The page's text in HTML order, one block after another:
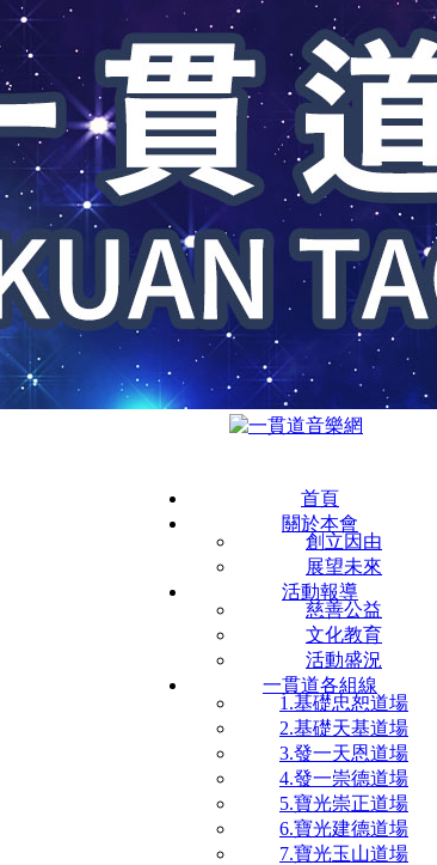
首頁
關於本會
創立因由
展望未來
活動報導
慈善公益
文化教育
活動盛況
一貫道各組線
1.基礎忠恕道場
2.基礎天基道場
3.發一天恩道場
4.發一崇德道場
5.寶光崇正道場
6.寶光建德道場
7.寶光玉山道場